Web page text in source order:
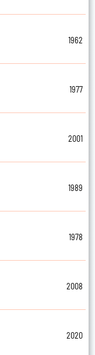
1962
1977
2001
1989
1978
2008
2020